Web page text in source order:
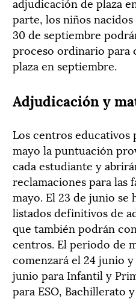
parte, los niños
30 de septiembre
proceso ordinario para
plaza en septiembre.
Adjudicación y
Los centros educativos
mayo la puntuación
cada estudiante y
reclamaciones para las
mayo. El 23 de junio se
listados definitivos de
que también podrán
centros. El periodo de
comenzará el 24 junio
junio para Infantil y
para ESO, Bachillerato